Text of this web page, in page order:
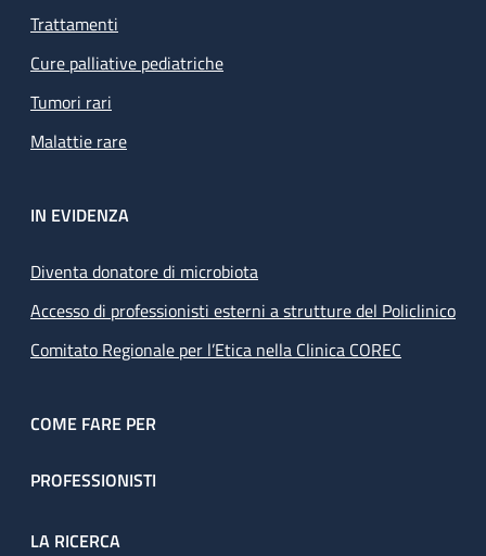
Trattamenti
Cure palliative pediatriche
Tumori rari
Malattie rare
IN EVIDENZA
Diventa donatore di microbiota
Accesso di professionisti esterni a strutture del Policlinico
Comitato Regionale per l’Etica nella Clinica COREC
COME FARE PER
PROFESSIONISTI
LA RICERCA